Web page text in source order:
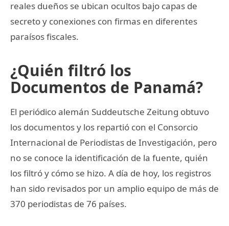
reales dueños se ubican ocultos bajo capas de
secreto y conexiones con firmas en diferentes
paraísos fiscales.
¿Quién filtró los
Documentos de Panamá?
El periódico alemán Suddeutsche Zeitung obtuvo
los documentos y los repartió con el Consorcio
Internacional de Periodistas de Investigación, pero
no se conoce la identificación de la fuente, quién
los filtró y cómo se hizo. A día de hoy, los registros
han sido revisados por un amplio equipo de más de
370 periodistas de 76 países.